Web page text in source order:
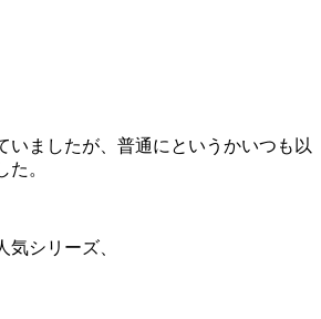
いましたが、普通にというかいつも以
た。
シリーズ、